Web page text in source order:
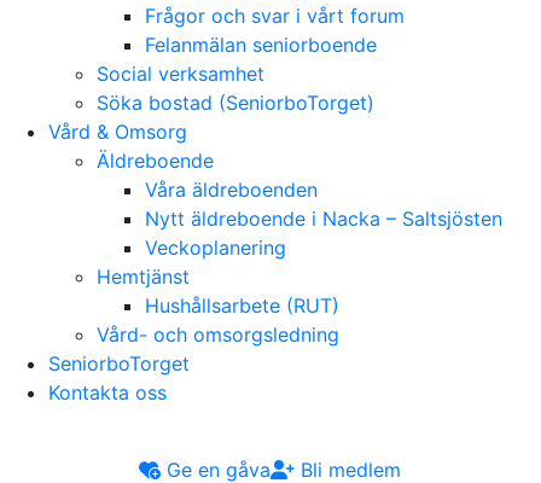
Frågor och svar i vårt forum
Felanmälan seniorboende
Social verksamhet
Söka bostad (SeniorboTorget)
Vård & Omsorg
Äldreboende
Våra äldreboenden
Nytt äldreboende i Nacka – Saltsjösten
Veckoplanering
Hemtjänst
Hushållsarbete (RUT)
Vård- och omsorgsledning
SeniorboTorget
Kontakta oss
Ge en gåva Bli medlem